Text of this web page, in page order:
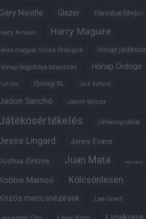
Neville Glazer Hannibal Mejbri
Harry Amass Harry Maguire
magyar Vörös Ördögök Hónap játékosa
legjobbja szavazás Hónap Ördöge
Hull City Ifjúsági BL Jack Butland
Sancho Jason Wilcox
Játékosprofilok
Lingard Jonny Evans
Zirkzee Juan Mata Karl Darlow
Mainoo Kölcsönlesen
Közös meccsnézések Lee Grant